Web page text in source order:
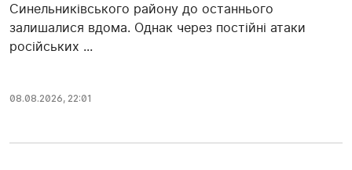
Синельниківського району до останнього
залишалися вдома. Однак через постійні атаки
російських ...
08.08.2026, 22:01